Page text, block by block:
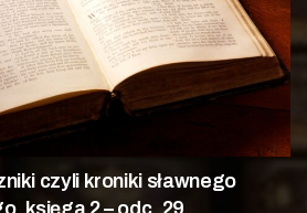
czyli kroniki sławnego